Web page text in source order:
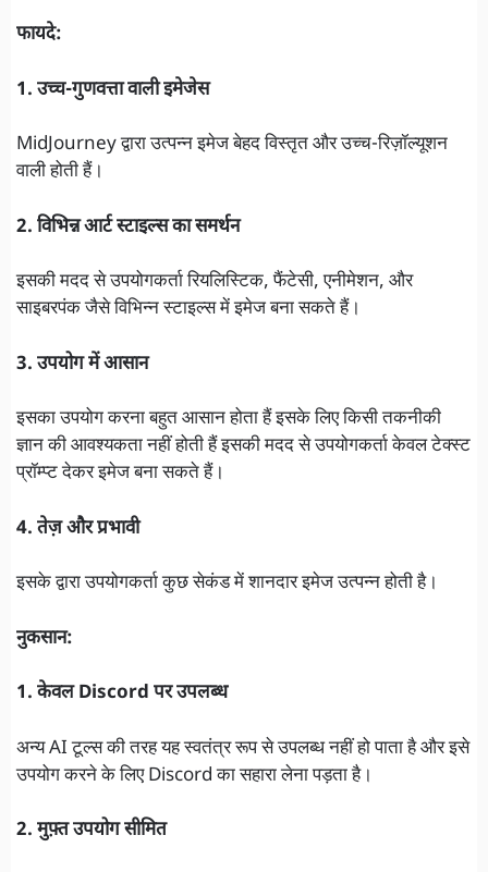
फायदे:
1. उच्च-गुणवत्ता वाली इमेजेस
MidJourney द्वारा उत्पन्न इमेज बेहद विस्तृत और उच्च-रिज़ॉल्यूशन
वाली होती हैं।
2. विभिन्न आर्ट स्टाइल्स का समर्थन
इसकी मदद से उपयोगकर्ता रियलिस्टिक, फैंटेसी, एनीमेशन, और
साइबरपंक जैसे विभिन्न स्टाइल्स में इमेज बना सकते हैं।
3. उपयोग में आसान
इसका उपयोग करना बहुत आसान होता हैं इसके लिए किसी तकनीकी
ज्ञान की आवश्यकता नहीं होती हैं इसकी मदद से उपयोगकर्ता केवल टेक्स्ट
प्रॉम्प्ट देकर इमेज बना सकते हैं।
4. तेज़ और प्रभावी
इसके द्वारा उपयोगकर्ता कुछ सेकंड में शानदार इमेज उत्पन्न होती है।
नुकसान:
1. केवल Discord पर उपलब्ध
अन्य AI टूल्स की तरह यह स्वतंत्र रूप से उपलब्ध नहीं हो पाता है और इसे
उपयोग करने के लिए Discord का सहारा लेना पड़ता है।
2. मुफ़्त उपयोग सीमित